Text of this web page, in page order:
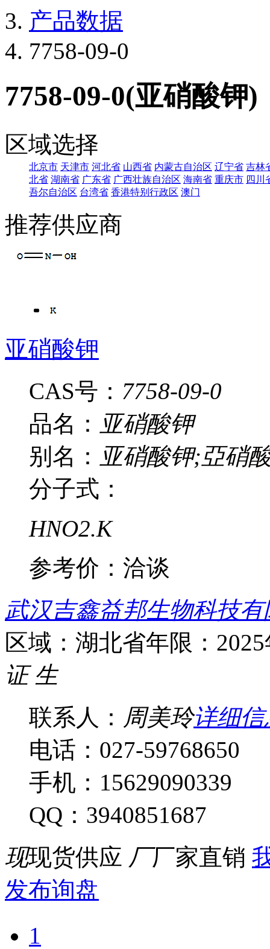
产品数据
7758-09-0
7758-09-0(亚硝酸钾)
区域选择
北京市 天津市 河北省 山西省 内蒙古自治区 辽宁省 吉林
北省 湖南省 广东省 广西壮族自治区 海南省 重庆市 四川
吾尔自治区 台湾省 香港特别行政区 澳门
推荐供应商
亚硝酸钾
CAS号： 7758-09-0
品名： 亚硝酸钾
别名： 亚硝酸钾;亞硝
分子式：
HNO2.K
参考价： 洽谈
武汉吉鑫益邦生物科技
区域：湖北省年限：
证 生
联系人： 周美玲详细信
电话：027-59768650
手机：15629090339
QQ：3940851687
现现货供应 厂厂家直销
发布询盘
1